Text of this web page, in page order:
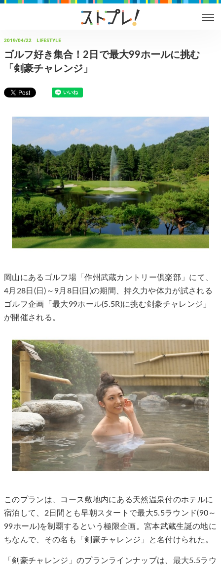
2019/04/22 LIFESTYLE
ゴルフ好き集合！2日で最大99ホールに挑む
「剣豪チャレンジ」
岡山にあるゴルフ場「作州武蔵カントリー倶楽部」にて、
4月28日(日)～9月8日(日)の期間、持久力や体力が試される
ゴルフ企画「最大99ホール(5.5R)に挑む剣豪チャレンジ」
が開催される。
このプランは、コース敷地内にある天然温泉付のホテルに
宿泊して、2日間とも早朝スタートで最大5.5ラウンド(90～
99ホール)を制覇するという極限企画。宮本武蔵生誕の地に
ちなんで、その名も「剣豪チャレンジ」と名付けられた。
「剣豪チャレンジ」のプランラインナップは、最大5.5ラウ